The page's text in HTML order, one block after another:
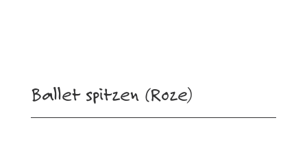
Ballet spitzen (Roze)